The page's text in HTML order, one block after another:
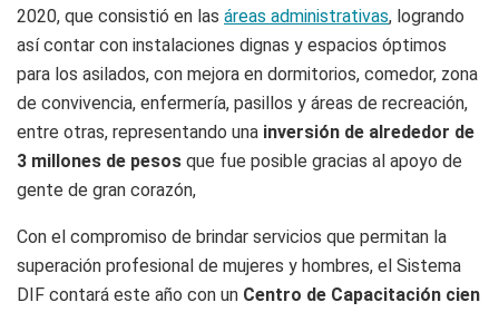
2020, que consistió en las áreas administrativas, logrando
así contar con instalaciones dignas y espacios óptimos
para los asilados, con mejora en dormitorios, comedor, zona
de convivencia, enfermería, pasillos y áreas de recreación,
entre otras, representando una inversión de alrededor de
3 millones de pesos que fue posible gracias al apoyo de
gente de gran corazón,
Con el compromiso de brindar servicios que permitan la
superación profesional de mujeres y hombres, el Sistema
DIF contará este año con un Centro de Capacitación cien